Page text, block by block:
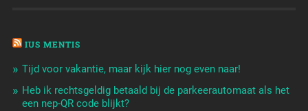
IUS MENTIS
Tijd voor vakantie, maar kijk hier nog even naar!
Heb ik rechtsgeldig betaald bij de parkeerautomaat als het
een nep-QR code blijkt?